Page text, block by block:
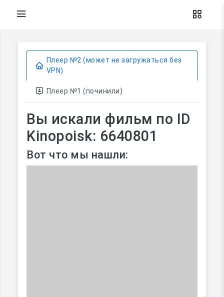
Плеер №2 (может не загружаться без
VPN)
Плеер №1 (починили)
Вы искали фильм по ID
Kinopoisk: 6640801
Вот что мы нашли: